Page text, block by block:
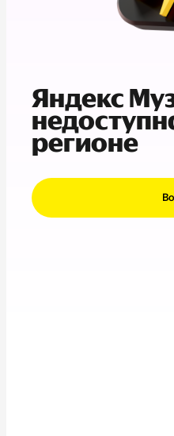
Яндекс
регионе